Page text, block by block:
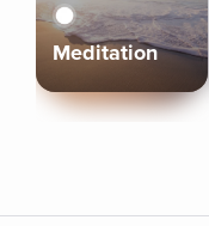
Meditation